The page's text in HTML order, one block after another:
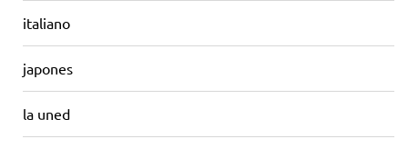
italiano
japones
la uned